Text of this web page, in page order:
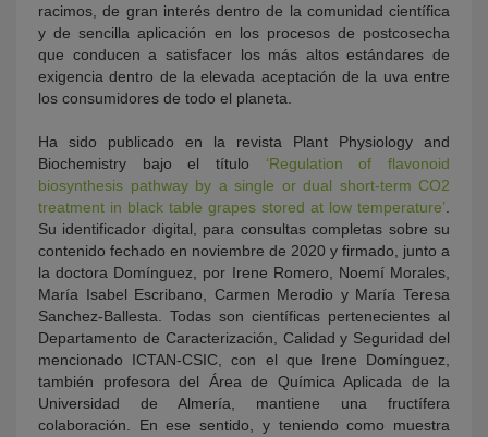
racimos, de gran interés dentro de la comunidad científica
y de sencilla aplicación en los procesos de postcosecha
que conducen a satisfacer los más altos estándares de
exigencia dentro de la elevada aceptación de la uva entre
los consumidores de todo el planeta.
Ha sido publicado en la revista Plant Physiology and
Biochemistry bajo el título ‘Regulation of flavonoid
biosynthesis pathway by a single or dual short-term CO2
treatment in black table grapes stored at low temperature’.
Su identificador digital, para consultas completas sobre su
contenido fechado en noviembre de 2020 y firmado, junto a
la doctora Domínguez, por Irene Romero, Noemí Morales,
María Isabel Escribano, Carmen Merodio y María Teresa
Sanchez-Ballesta. Todas son científicas pertenecientes al
Departamento de Caracterización, Calidad y Seguridad del
mencionado ICTAN-CSIC, con el que Irene Domínguez,
también profesora del Área de Química Aplicada de la
Universidad de Almería, mantiene una fructífera
colaboración. En ese sentido, y teniendo como muestra